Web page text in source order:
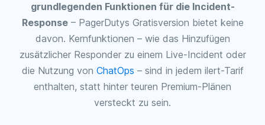
grundlegenden Funktionen für die Incident-
Response– PagerDutys Gratisversion bietet keine
davon. Kernfunktionen – wie das Hinzufügen
zusätzlicher Responder zu einem Live-Incident oder
die Nutzung von ChatOps – sind in jedem ilert-Tarif
enthalten, statt hinter teuren Premium-Plänen
versteckt zu sein.